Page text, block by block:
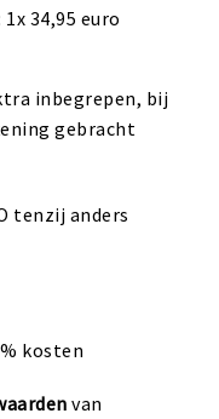
34,95 euro
inbegrepen, bij
gebracht
tenzij anders
kosten
van